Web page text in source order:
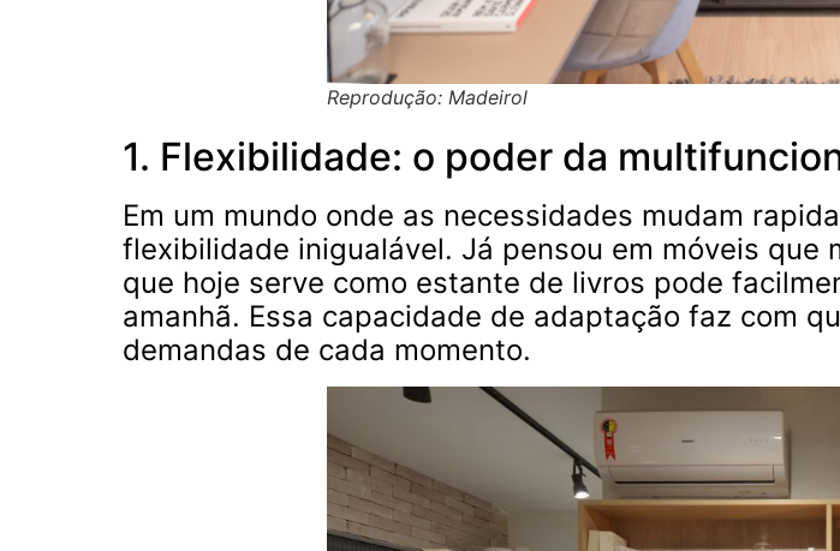
Reprodução: Madeirol
1. Flexibilidade: o poder da
Em um mundo onde as necessidades mudam
flexibilidade inigualável. Já pensou em móveis que
que hoje serve como estante de livros pode
amanhã. Essa capacidade de adaptação faz com
demandas de cada momento.